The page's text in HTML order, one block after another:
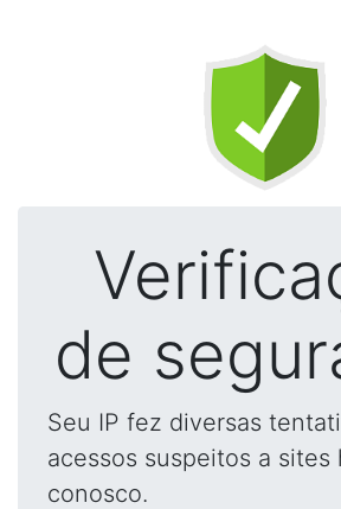
de
Seu IP fez diversas
acessos suspeitos a sites
conosco.